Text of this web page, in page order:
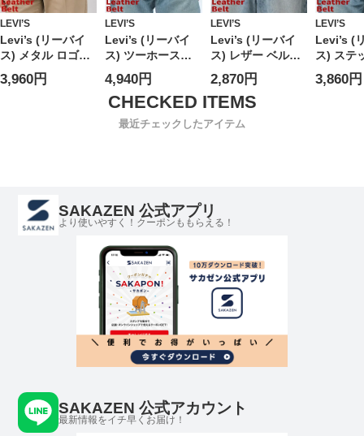
LEVI’S
Levi’s (リーバイ
ス) メタル ロゴプ
レート レザー ベ
ルト ピンバックル
3,960円
LEVI’S
Levi’s (リーバイ
ス) ツーホースデ
ザイン バックル
レザーベルト 本革
牛革 本皮
15116067
4,940円
LEVI’S
Levi’s (リーバイ
ス) レザー ベルト
ピンバックル ベー
シック ユニセック
ス
2,870円
LEVI’S
Levi’s (
ス) ステ
ーベル
革
3,860円
最近チェックしたアイテム
SAKAZEN 公式アプリ
より使いやすく！クーポンももらえる！
SAKAZEN 公式アカウント
最新情報をイチ早くお届け！